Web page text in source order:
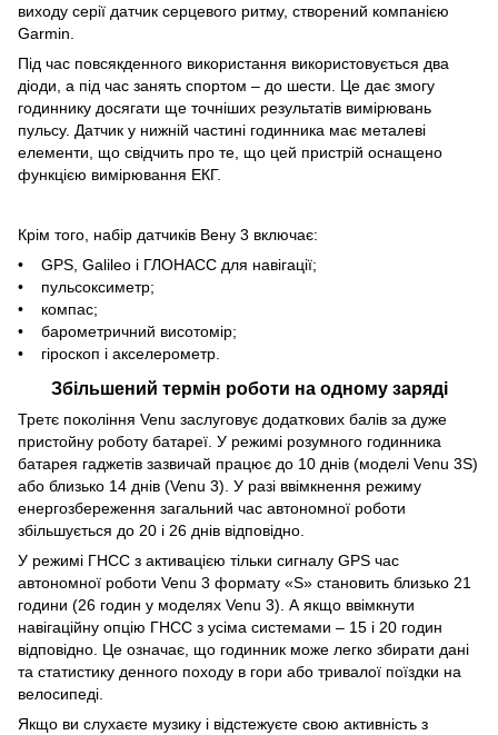
виходу серії датчик серцевого ритму, створений компанією
Garmin.
Під час повсякденного використання використовується два
діоди, а під час занять спортом – до шести. Це дає змогу
годиннику досягати ще точніших результатів вимірювань
пульсу. Датчик у нижній частині годинника має металеві
елементи, що свідчить про те, що цей пристрій оснащено
функцією вимірювання ЕКГ.
Крім того, набір датчиків Вену 3 включає:
• GPS, Galileo і ГЛОНАСС для навігації;
• пульсоксиметр;
• компас;
• барометричний висотомір;
• гіроскоп і акселерометр.
Збільшений термін роботи на одному заряді
Третє покоління Venu заслуговує додаткових балів за дуже
пристойну роботу батареї. У режимі розумного годинника
батарея гаджетів зазвичай працює до 10 днів (моделі Venu 3S)
або близько 14 днів (Venu 3). У разі ввімкнення режиму
енергозбереження загальний час автономної роботи
збільшується до 20 і 26 днів відповідно.
У режимі ГНСС з активацією тільки сигналу GPS час
автономної роботи Venu 3 формату «S» становить близько 21
години (26 годин у моделях Venu 3). А якщо ввімкнути
навігаційну опцію ГНСС з усіма системами – 15 і 20 годин
відповідно. Це означає, що годинник може легко збирати дані
та статистику денного походу в гори або тривалої поїздки на
велосипеді.
Якщо ви слухаєте музику і відстежуєте свою активність з